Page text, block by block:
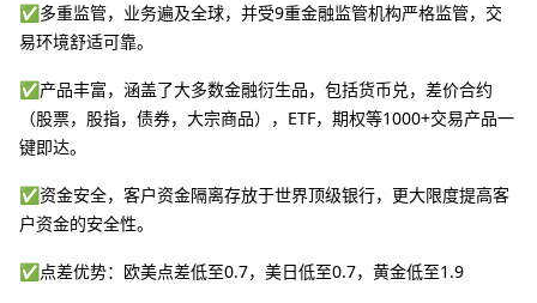
✅多重监管，业务遍及全球，并受9重金融监管机构严格监管，交
易环境舒适可靠。
✅产品丰富，涵盖了大多数金融衍生品，包括货币兑，差价合约
（股票，股指，债券，大宗商品），ETF，期权等1000+交易产品一
键即达。
✅资金安全，客户资金隔离存放于世界顶级银行，更大限度提高客
户资金的安全性。
✅点差优势：欧美点差低至0.7，美日低至0.7，黄金低至1.9